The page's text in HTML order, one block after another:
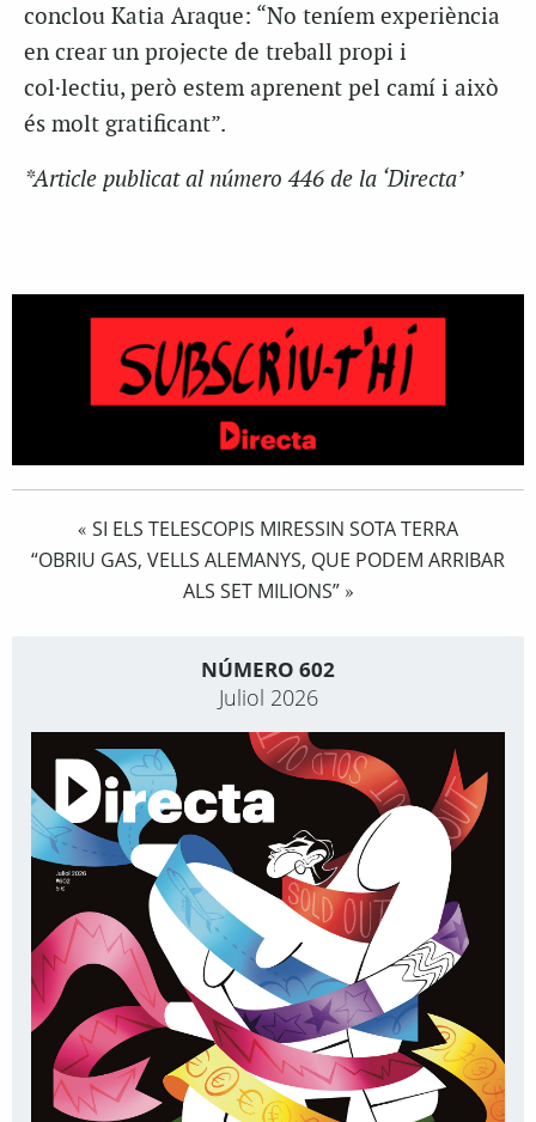
conclou Katia Araque: “No teníem experiència
en crear un projecte de treball propi i
col·lectiu, però estem aprenent pel camí i això
és molt gratificant”.
*Article publicat al número 446 de la ‘Directa’
« SI ELS TELESCOPIS MIRESSIN SOTA TERRA
“OBRIU GAS, VELLS ALEMANYS, QUE PODEM ARRIBAR
ALS SET MILIONS”»
NÚMERO 602
Juliol 2026